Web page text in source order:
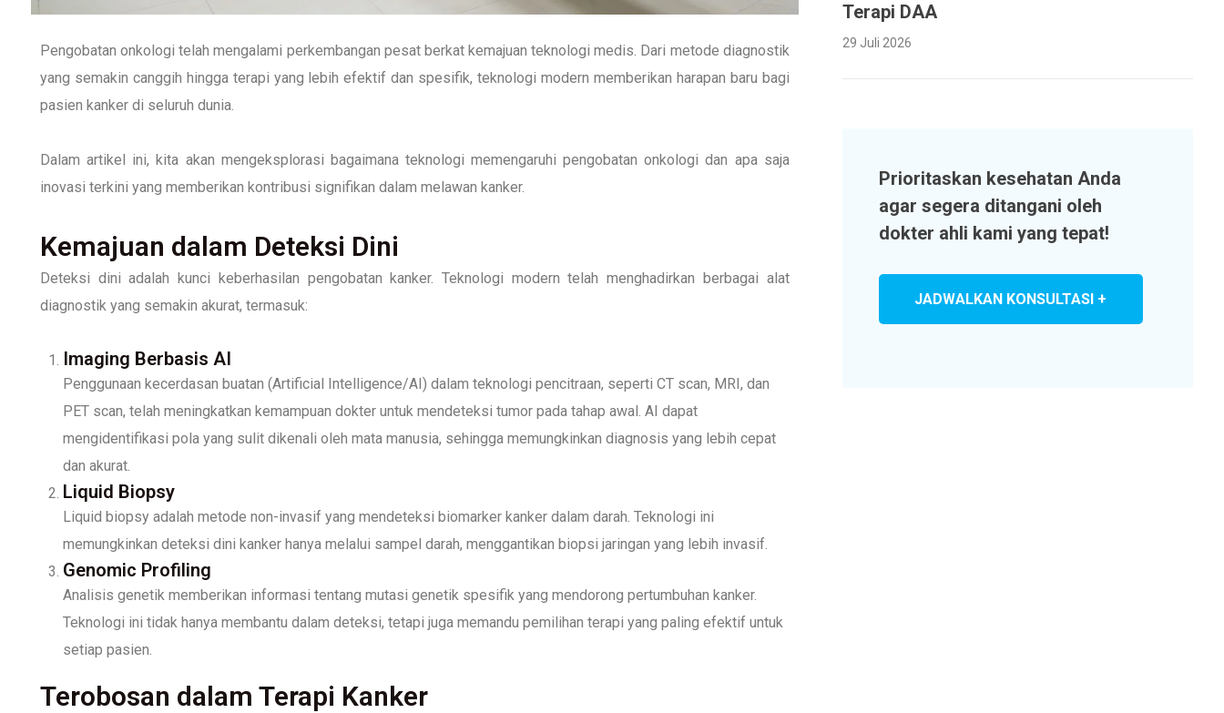
Pengobatan onkologi telah mengalami perkembangan pesat berkat kemajuan teknologi medis. Dari metode diagnostik
yang semakin canggih hingga terapi yang lebih efektif dan spesifik, teknologi modern memberikan harapan baru bagi
pasien kanker di seluruh dunia.
Dalam artikel ini, kita akan mengeksplorasi bagaimana teknologi memengaruhi pengobatan onkologi dan apa saja
inovasi terkini yang memberikan kontribusi signifikan dalam melawan kanker.
Kemajuan dalam Deteksi Dini
Deteksi dini adalah kunci keberhasilan pengobatan kanker. Teknologi modern telah menghadirkan berbagai alat
diagnostik yang semakin akurat, termasuk:
Imaging Berbasis AI
Penggunaan kecerdasan buatan (Artificial Intelligence/AI) dalam teknologi pencitraan, seperti CT scan, MRI, dan
PET scan, telah meningkatkan kemampuan dokter untuk mendeteksi tumor pada tahap awal. AI dapat
mengidentifikasi pola yang sulit dikenali oleh mata manusia, sehingga memungkinkan diagnosis yang lebih cepat
dan akurat.
Liquid Biopsy
Liquid biopsy adalah metode non-invasif yang mendeteksi biomarker kanker dalam darah. Teknologi ini
memungkinkan deteksi dini kanker hanya melalui sampel darah, menggantikan biopsi jaringan yang lebih invasif.
Genomic Profiling
Analisis genetik memberikan informasi tentang mutasi genetik spesifik yang mendorong pertumbuhan kanker.
Teknologi ini tidak hanya membantu dalam deteksi, tetapi juga memandu pemilihan terapi yang paling efektif untuk
setiap pasien.
Terobosan dalam Terapi Kanker
Terapi DAA
29 Juli 2026
Prioritaskan kesehatan Anda
agar segera ditangani oleh
dokter ahli kami yang tepat!
JADWALKAN KONSULTASI +